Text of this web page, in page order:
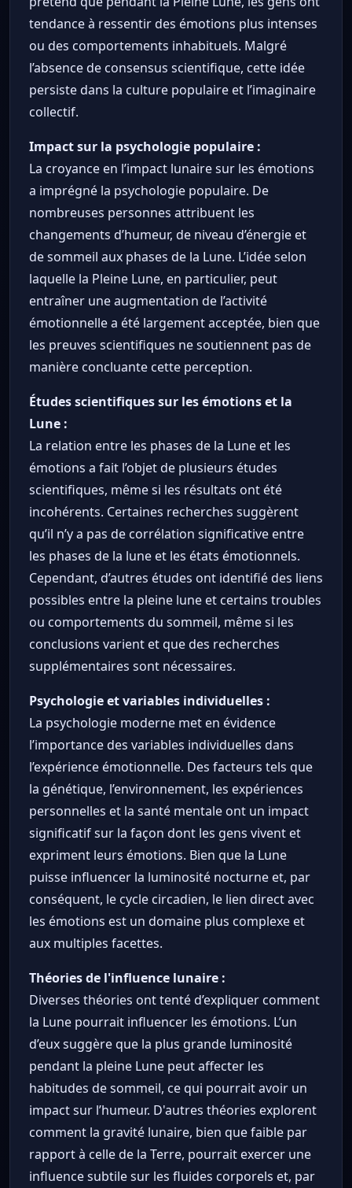
tendance à ressentir des émotions plus intenses
ou des comportements inhabituels. Malgré
l’absence de consensus scientifique, cette idée
persiste dans la culture populaire et l’imaginaire
collectif.
Impact sur la psychologie populaire :
La croyance en l’impact lunaire sur les émotions
a imprégné la psychologie populaire. De
nombreuses personnes attribuent les
changements d’humeur, de niveau d’énergie et
de sommeil aux phases de la Lune. L’idée selon
laquelle la Pleine Lune, en particulier, peut
entraîner une augmentation de l’activité
émotionnelle a été largement acceptée, bien que
les preuves scientifiques ne soutiennent pas de
manière concluante cette perception.
Études scientifiques sur les émotions et la
Lune :
La relation entre les phases de la Lune et les
émotions a fait l’objet de plusieurs études
scientifiques, même si les résultats ont été
incohérents. Certaines recherches suggèrent
qu’il n’y a pas de corrélation significative entre
les phases de la lune et les états émotionnels.
Cependant, d’autres études ont identifié des liens
possibles entre la pleine lune et certains troubles
ou comportements du sommeil, même si les
conclusions varient et que des recherches
supplémentaires sont nécessaires.
Psychologie et variables individuelles :
La psychologie moderne met en évidence
l’importance des variables individuelles dans
l’expérience émotionnelle. Des facteurs tels que
la génétique, l’environnement, les expériences
personnelles et la santé mentale ont un impact
significatif sur la façon dont les gens vivent et
expriment leurs émotions. Bien que la Lune
puisse influencer la luminosité nocturne et, par
conséquent, le cycle circadien, le lien direct avec
les émotions est un domaine plus complexe et
aux multiples facettes.
Théories de l'influence lunaire :
Diverses théories ont tenté d’expliquer comment
la Lune pourrait influencer les émotions. L’un
d’eux suggère que la plus grande luminosité
pendant la pleine Lune peut affecter les
habitudes de sommeil, ce qui pourrait avoir un
impact sur l’humeur. D'autres théories explorent
comment la gravité lunaire, bien que faible par
rapport à celle de la Terre, pourrait exercer une
influence subtile sur les fluides corporels et, par